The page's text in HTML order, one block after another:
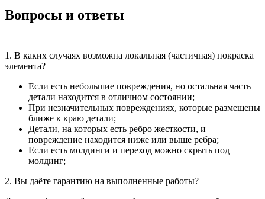
Вопросы и ответы
1. В каких случаях возможна локальная (частичная) покраска
элемента?
Если есть небольшие повреждения, но остальная часть
детали находится в отличном состоянии;
При незначительных повреждениях, которые размещены
ближе к краю детали;
Детали, на которых есть ребро жесткости, и
повреждение находится ниже или выше ребра;
Если есть молдинги и переход можно скрыть под
молдинг;
2. Вы даёте гарантию на выполненные работы?